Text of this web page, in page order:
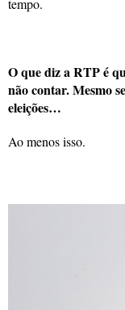
tempo.
O que diz a RTP é
não contar. Mesmo
eleições…
Ao menos isso.